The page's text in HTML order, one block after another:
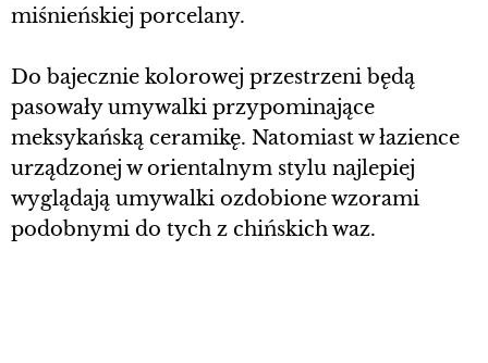
miśnieńskiej porcelany.
Do bajecznie kolorowej przestrzeni będą
pasowały umywalki przypominające
meksykańską ceramikę. Natomiast w łazience
urządzonej w orientalnym stylu najlepiej
wyglądają umywalki ozdobione wzorami
podobnymi do tych z chińskich waz.